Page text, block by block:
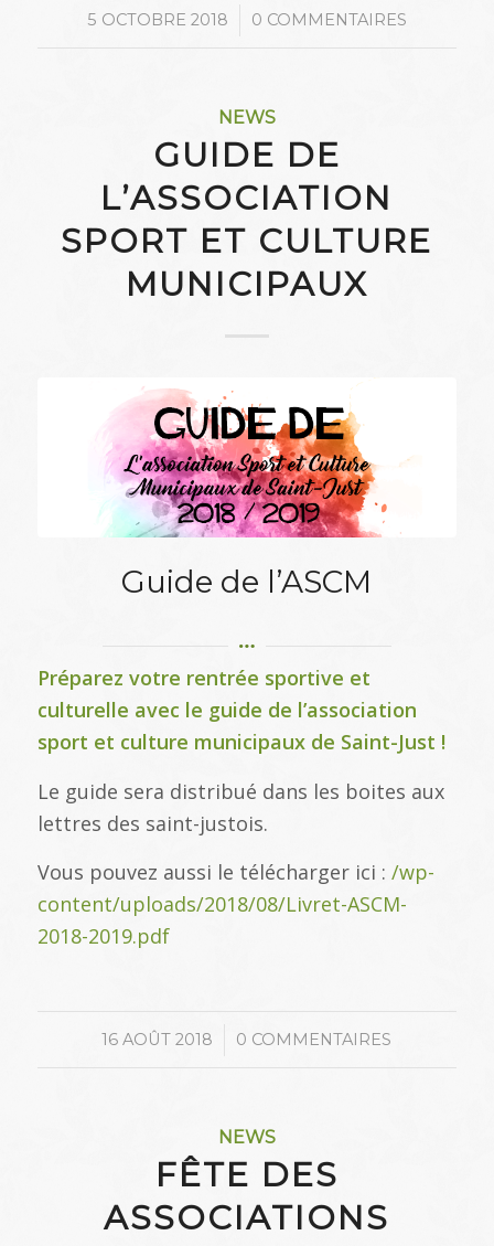
5 OCTOBRE 2018
/ 0 COMMENTAIRES
NEWS
GUIDE DE
L’ASSOCIATION
SPORT ET CULTURE
MUNICIPAUX
Guide de l’ASCM
Préparez votre rentrée sportive et
culturelle avec le guide de l’association
sport et culture municipaux de Saint-Just !
Le guide sera distribué dans les boites aux
lettres des saint-justois.
Vous pouvez aussi le télécharger ici : /wp-
content/uploads/2018/08/Livret-ASCM-
2018-2019.pdf
16 AOÛT 2018
/ 0 COMMENTAIRES
NEWS
FÊTE DES
ASSOCIATIONS